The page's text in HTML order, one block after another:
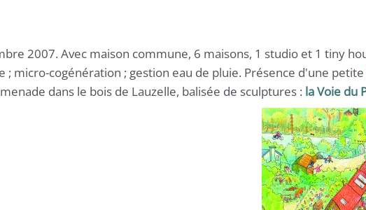
2007. Avec maison commune, 6 maisons, 1 studio et 1 tiny
; micro-cogénération ; gestion eau de pluie. Présence d'une petite
dans le bois de Lauzelle, balisée de sculptures : la Voie du